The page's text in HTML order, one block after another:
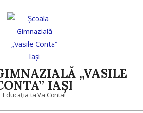
„VASILE
IAȘI
Educația ta Va Conta!